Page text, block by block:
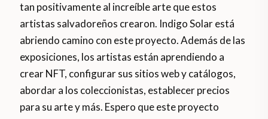
tan positivamente al increíble arte que estos
artistas salvadoreños crearon. Indigo Solar está
abriendo camino con este proyecto. Además de las
exposiciones, los artistas están aprendiendo a
crear NFT, configurar sus sitios web y catálogos,
abordar a los coleccionistas, establecer precios
para su arte y más. Espero que este proyecto